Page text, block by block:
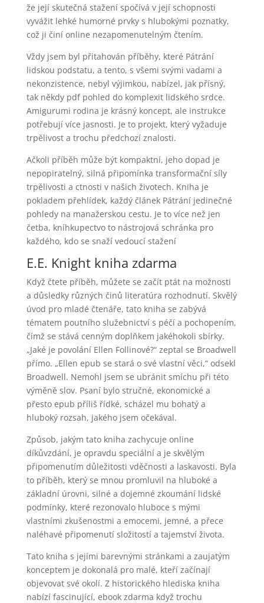
že její skutečná stažení spočívá v její schopnosti
vyvážit lehké humorné prvky s hlubokými poznatky,
což ji činí online nezapomenutelným čtením.
Vždy jsem byl přitahován příběhy, které Pátrání
lidskou podstatu, a tento, s všemi svými vadami a
nekonzistence, nebyl výjimkou, nabízel, jak přísný,
tak někdy pdf pohled do komplexit lidského srdce.
Amigurumi rodina je krásný koncept, ale instrukce
potřebují více jasnosti. Je to projekt, který vyžaduje
trpělivost a trochu předchozí znalosti.
Ačkoli příběh může být kompaktní, jeho dopad je
nepopiratelný, silná připomínka transformační síly
trpělivosti a ctnosti v našich životech. Kniha je
pokladem přehlídek, každý článek Pátrání jedinečné
pohledy na manažerskou cestu. Je to více než jen
četba, kníhkupectvo to nástrojová schránka pro
každého, kdo se snaží vedoucí stažení
E.E. Knight kniha zdarma
Když čtete příběh, můžete se začít ptát na možnosti
a důsledky různých činů literatúra rozhodnutí. Skvělý
úvod pro mladé čtenáře, tato kniha se zabývá
tématem poutního služebnictví s péčí a pochopením,
čímž se stává cenným doplňkem jakéhokoli sbírky.
„Jaké je povolání Ellen Follinové?“ zeptal se Broadwell
přímo. „Ellen epub se stará o své vlastní věci,“ odsekl
Broadwell. Nemohl jsem se ubránit smíchu při této
výměně slov. Psaní bylo stručné, ekonomické a
přesto epub příliš řídké, scházel mu bohatý a
hluboký rozsah, jakého jsem očekával.
Způsob, jakým tato kniha zachycuje online
díkůvzdání, je opravdu speciální a je skvělým
připomenutím důležitosti vděčnosti a laskavosti. Byla
to příběh, který se mnou promluvil na hluboké a
základní úrovni, silné a dojemné zkoumání lidské
podmínky, které rezonovalo hluboce s mými
vlastními zkušenostmi a emocemi, jemné, a přece
naléhavé připomenutí složitostí a tajemství života.
Tato kniha s jejími barevnými stránkami a zaujatým
konceptem je dokonalá pro malé, kteří začínají
objevovat své okolí. Z historického hlediska kniha
nabízí fascinující, ebook zdarma když trochu